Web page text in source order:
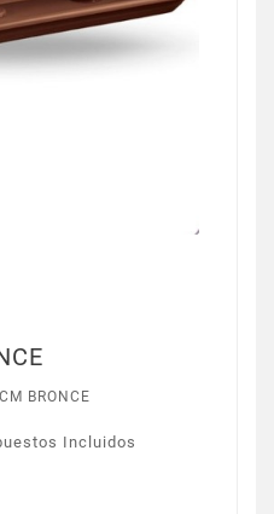
BRONCE
Incluidos